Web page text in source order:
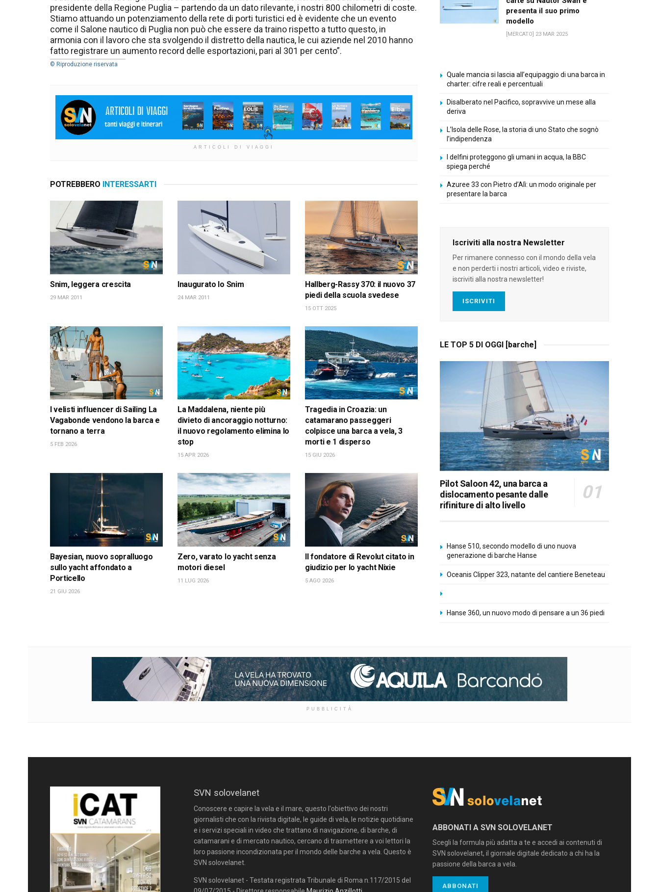
presidente della Regione Puglia – partendo da un dato rilevante, i nostri 800 chilometri di coste.
Stiamo attuando un potenziamento della rete di porti turistici ed è evidente che un evento
come il Salone nautico di Puglia non può che essere da traino rispetto a tutto questo, in
armonia con il lavoro che sta svolgendo il distretto della nautica, le cui aziende nel 2010 hanno
fatto registrare un aumento record delle esportazioni, pari al 301 per cento”.
© Riproduzione riservata
ARTICOLI DI VIAGGI
POTREBBERO INTERESSARTI
Snim, leggera crescita
29 MAR 2011
Inaugurato lo Snim
24 MAR 2011
Hallberg-Rassy 370: il nuovo 37
piedi della scuola svedese
15 OTT 2025
I velisti influencer di Sailing La
Vagabonde vendono la barca e
tornano a terra
5 FEB 2026
La Maddalena, niente più
divieto di ancoraggio notturno:
il nuovo regolamento elimina lo
stop
15 APR 2026
Tragedia in Croazia: un
catamarano passeggeri
colpisce una barca a vela, 3
morti e 1 disperso
15 GIU 2026
Bayesian, nuovo sopralluogo
sullo yacht affondato a
Porticello
21 GIU 2026
Zero, varato lo yacht senza
motori diesel
11 LUG 2026
Il fondatore di Revolut citato in
giudizio per lo yacht Nixie
5 AGO 2026
presenta il suo primo
modello
[MERCATO] 23 MAR 2025
Quale mancia si lascia all’equipaggio di una barca in
charter: cifre reali e percentuali
Disalberato nel Pacifico, sopravvive un mese alla
deriva
L’Isola delle Rose, la storia di uno Stato che sognò
l’indipendenza
I delfini proteggono gli umani in acqua, la BBC
spiega perché
Azuree 33 con Pietro d’Alì: un modo originale per
presentare la barca
Iscriviti alla nostra Newsletter
Per rimanere connesso con il mondo della vela
e non perderti i nostri articoli, video e riviste,
iscriviti alla nostra newsletter!
ISCRIVITI
LE TOP 5 DI OGGI [barche]
Pilot Saloon 42, una barca a
dislocamento pesante dalle
rifiniture di alto livello
Hanse 510, secondo modello di uno nuova
generazione di barche Hanse
Oceanis Clipper 323, natante del cantiere Beneteau
Hanse 360, un nuovo modo di pensare a un 36 piedi
PUBBLICITÀ
SVN solovelanet
Conoscere e capire la vela e il mare, questo l'obiettivo dei nostri
giornalisti che con la rivista digitale, le guide di vela, le notizie quotidiane
e i servizi speciali in video che trattano di navigazione, di barche, di
catamarani e di mercato nautico, cercano di trasmettere a voi lettori la
loro passione incondizionata per il mondo delle barche a vela. Questo è
SVN solovelanet.
SVN solovelanet - Testata registrata Tribunale di Roma n.117/2015 del
ABBONATI A SVN SOLOVELANET
Scegli la formula più adatta a te e accedi ai contenuti di
SVN solovelanet, il giornale digitale dedicato a chi ha la
passione della barca a vela.
ABBONATI